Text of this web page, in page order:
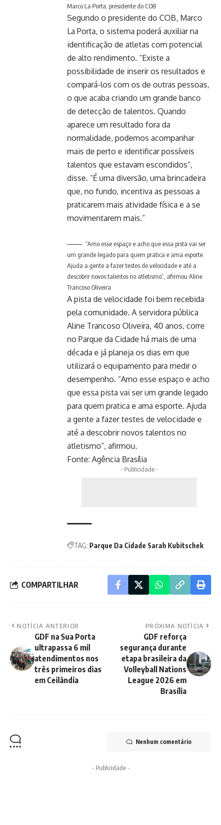
Marco La Porta, presidente do COB
Segundo o presidente do COB, Marco
La Porta, o sistema poderá auxiliar na
identificação de atletas com potencial
de alto rendimento. “Existe a
possibilidade de inserir os resultados e
compará-los com os de outras pessoas,
o que acaba criando um grande banco
de detecção de talentos. Quando
aparece um resultado fora da
normalidade, podemos acompanhar
mais de perto e identificar possíveis
talentos que estavam escondidos”,
disse. “É uma diversão, uma brincadeira
que, no fundo, incentiva as pessoas a
praticarem mais atividade física e a se
movimentarem mais.”
“Amo esse espaço e acho que essa pista vai ser
um grande legado para quem pratica e ama esporte.
Ajuda a gente a fazer testes de velocidade e até a
descobrir novos talentos no atletismo”, afirmou Aline
Trancoso Oliveira
A pista de velocidade foi bem recebida
pela comunidade. A servidora pública
Aline Trancoso Oliveira, 40 anos, corre
no Parque da Cidade há mais de uma
década e já planeja os dias em que
utilizará o equipamento para medir o
desempenho. “Amo esse espaço e acho
que essa pista vai ser um grande legado
para quem pratica e ama esporte. Ajuda
a gente a fazer testes de velocidade e
até a descobrir novos talentos no
atletismo”, afirmou.
Fonte: Agência Brasília
- Publicidade -
TAG: Parque Da Cidade Sarah Kubitschek
COMPARTILHAR
NOTÍCIA ANTERIOR
GDF na Sua Porta
ultrapassa 6 mil
atendimentos nos
três primeiros dias
em Ceilândia
PRÓXIMA NOTÍCIA
GDF reforça
segurança durante
etapa brasileira da
Volleyball Nations
League 2026 em
Brasília
Nenhum comentário
- Publicidade -